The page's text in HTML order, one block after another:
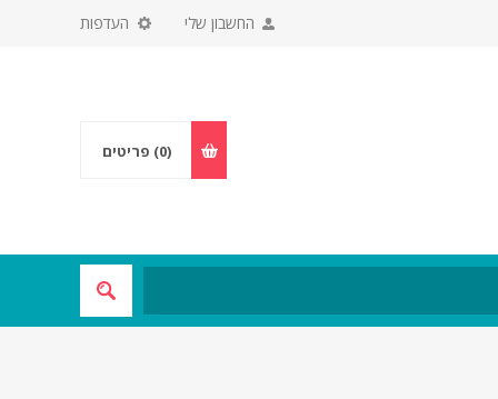
העדפות החשבון שלי
(0) פריטים